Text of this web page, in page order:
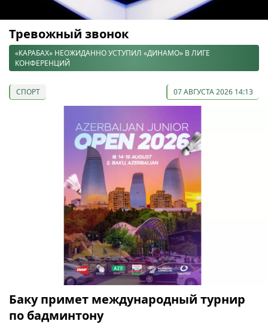
Тревожный звонок
«КАРАБАХ» НЕОЖИДАННО УСТУПИЛ «ДИНАМО» В ЛИГЕ
КОНФЕРЕНЦИЙ
СПОРТ 07 АВГУСТА 2026 14:13
Баку примет международный турнир
по бадминтону